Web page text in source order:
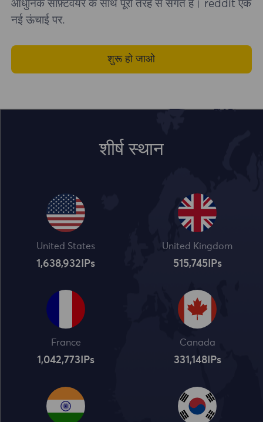
आधुनिक सॉफ़्टवेयर के साथ पूरी तरह से संगत है। reddit एक
नई ऊंचाई पर.
शुरू हो जाओ
शीर्ष स्थान
United States
1,638,932 IPs
United Kingdom
515,745IPs
France
1,042,773 IPs
Canada
331,148IPs